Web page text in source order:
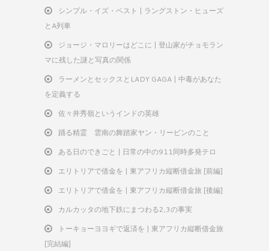
シンプル・イズ・ベスト | ラングストン・ヒューズ
とA列車
ジョージ・マロリーはどこに | 登山家がチョモラン
マに残した謎と写真の関係
ラーメンとセックスとLADY GAGA | 中毒があなた
を定義する
佐々井秀嶺というインドの英雄
踊る精霊 雲南の舞踏家ヤン・リーピンのこと
ある日のできごと | 日常の中の911同時多発テロ
エリトリアで借金を | 東アフリカ縦断借金旅 [前編]
エリトリアで借金を | 東アフリカ縦断借金旅 [後編]
カルカッタの地下鉄にまつわる2,3の事実
トーキョーヨヨギで返済を | 東アフリカ縦断借金旅
[完結編]